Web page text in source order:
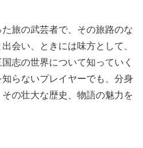
旅の武芸者で、その旅路のな
会い、ときには味方として、
志の世界について知っていく
らないプレイヤーでも、分身
の壮大な歴史、物語の魅力を